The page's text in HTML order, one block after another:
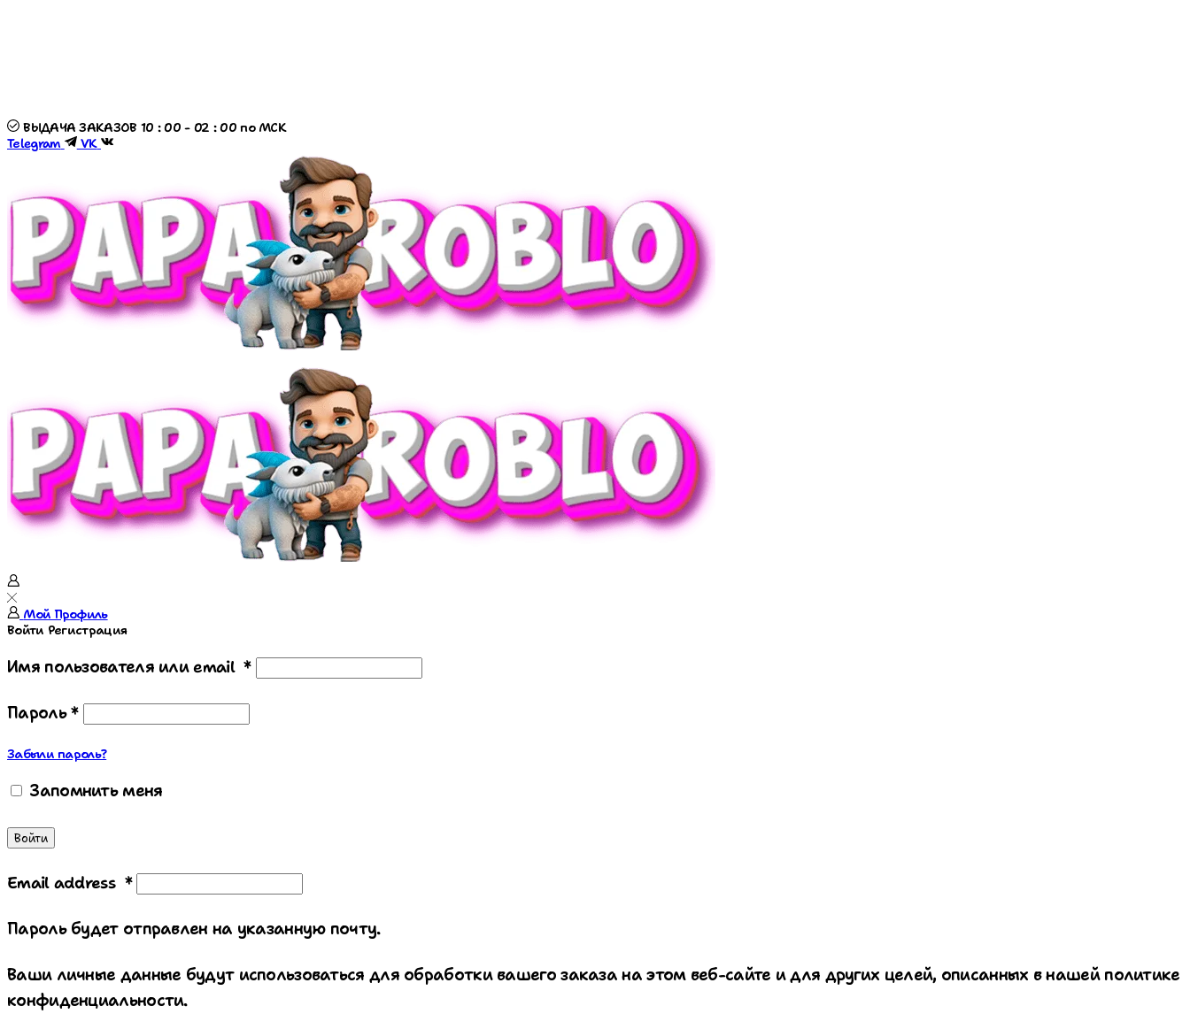
ВЫДАЧА ЗАКАЗОВ 10 : 00 - 02 : 00 по МСК
Telegram
VK
Мой Профиль
Войти Регистрация
Имя пользователя или email*
Пароль*
Забыли пароль?
Запомнить меня
Войти
Email address *
Пароль будет отправлен на указанную почту.
Ваши личные данные будут использоваться для обработки вашего заказа на этом веб-сайте и для других целей, описанных в нашей политике
конфиденциальности.